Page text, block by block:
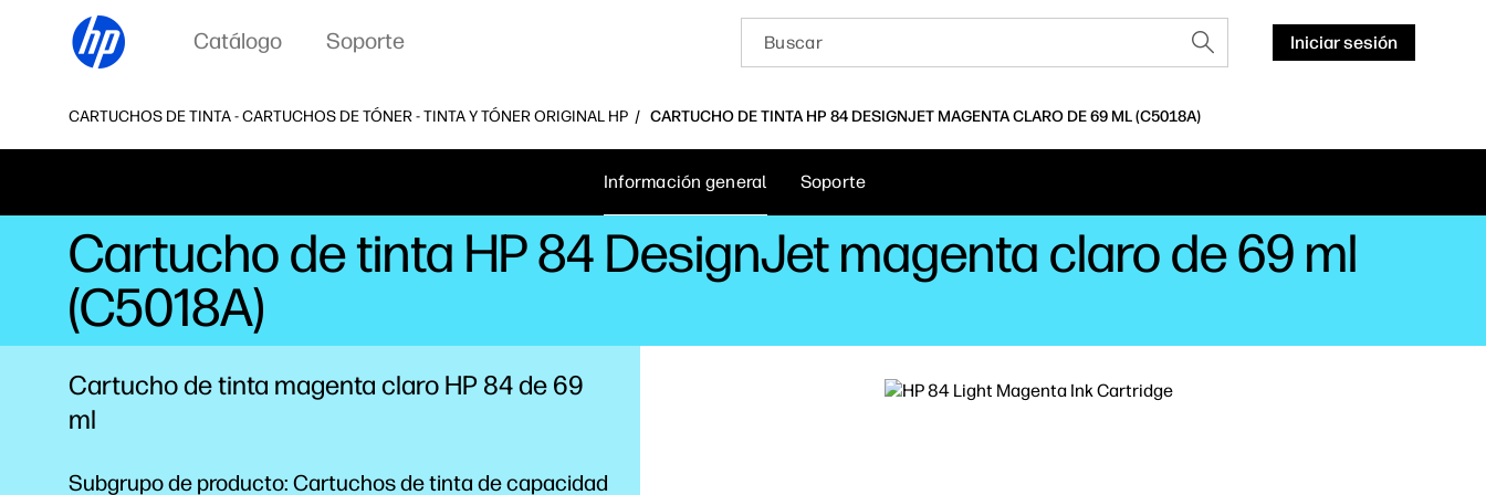
Catálogo Soporte Iniciar sesión
CARTUCHOS DE TINTA - CARTUCHOS DE TÓNER - TINTA Y TÓNER ORIGINAL HP CARTUCHO DE TINTA HP 84 DESIGNJET MAGENTA CLARO DE 69 ML (C5018A)
Información general Soporte
Cartucho de tinta HP 84 DesignJet magenta claro de 69 ml
(C5018A)
Cartucho de tinta magenta claro HP 84 de 69
ml
Subgrupo de producto: Cartuchos de tinta de capacidad